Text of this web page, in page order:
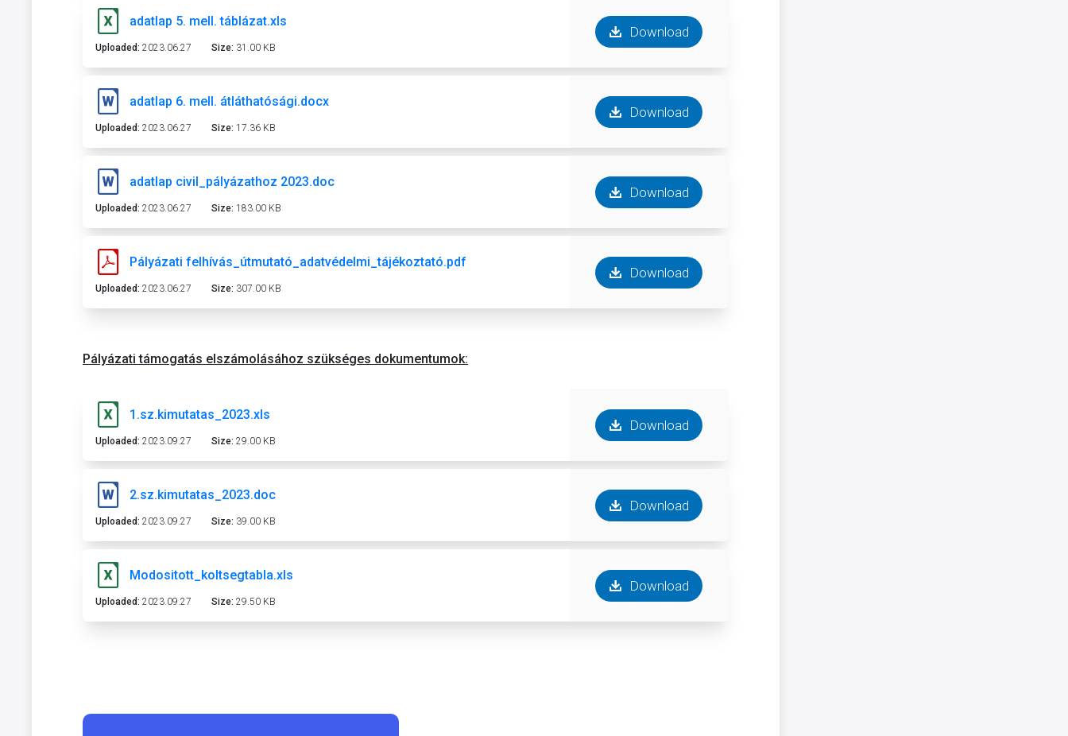
adatlap 5. mell. táblázat.xls
Uploaded: 2023.06.27 Size: 31.00 KB
Download
adatlap 6. mell. átláthatósági.docx
Uploaded: 2023.06.27 Size: 17.36 KB
Download
adatlap civil_pályázathoz 2023.doc
Uploaded: 2023.06.27 Size: 183.00 KB
Download
Pályázati felhívás_útmutató_adatvédelmi_tájékoztató.pdf
Uploaded: 2023.06.27 Size: 307.00 KB
Download
Pályázati támogatás elszámolásához szükséges dokumentumok:
1.sz.kimutatas_2023.xls
Uploaded: 2023.09.27 Size: 29.00 KB
Download
2.sz.kimutatas_2023.doc
Uploaded: 2023.09.27 Size: 39.00 KB
Download
Modositott_koltsegtabla.xls
Uploaded: 2023.09.27 Size: 29.50 KB
Download